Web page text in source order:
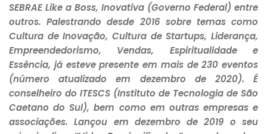
SEBRAE Like a Boss, Inovativa (Governo Federal) entre
outros. Palestrando desde 2016 sobre temas como
Cultura de Inovação, Cultura de Startups, Liderança,
Empreendedorismo, Vendas, Espiritualidade e
Essência, já esteve presente em mais de 230 eventos
(número atualizado em dezembro de 2020). É
conselheiro do ITESCS (Instituto de Tecnologia de São
Caetano do Sul), bem como em outras empresas e
associações. Lançou em dezembro de 2019 o seu